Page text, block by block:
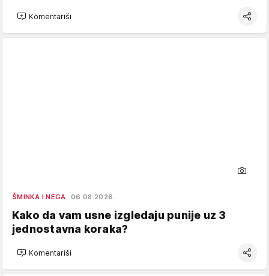
Komentariši
ŠMINKA I NEGA 06.08.2026.
Kako da vam usne izgledaju punije uz 3
jednostavna koraka?
Komentariši